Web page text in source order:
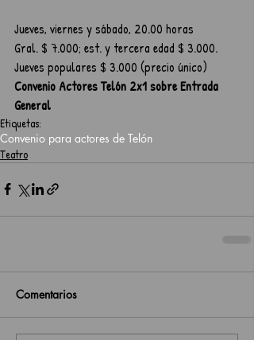
Jueves, viernes y sábado, 20.00 horas
Gral. $ 7.000; est. y tercera edad $ 3.000.
Jueves populares $ 3.000 (precio único)
Convenio Actores Telón 2x1 sobre Entrada
General
Etiquetas:
Convenio para actores de Telón
Teatro
Comentarios